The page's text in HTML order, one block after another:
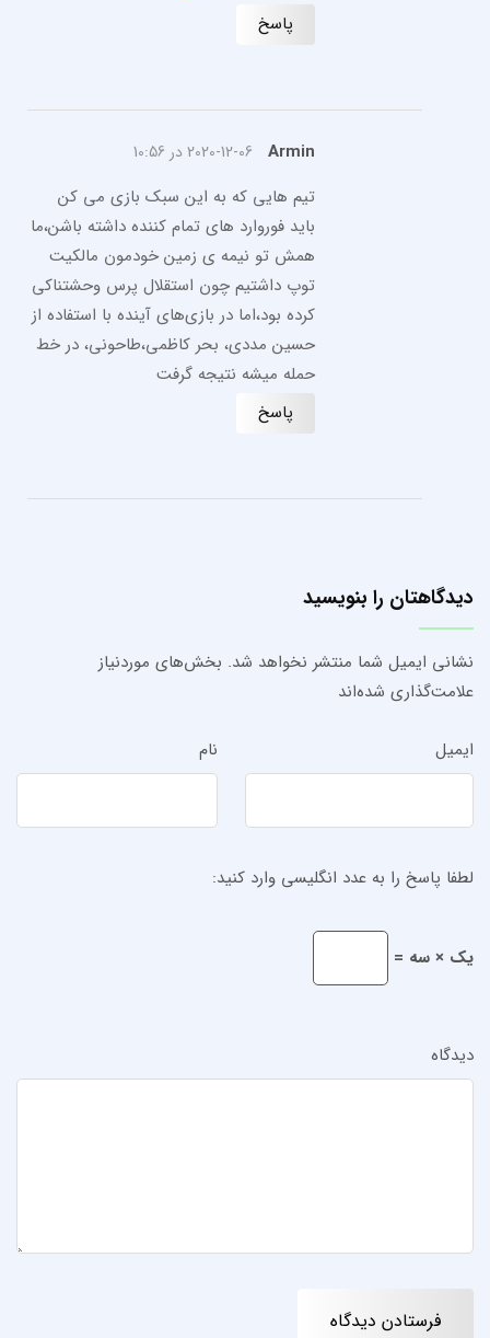
پاسخ
Armin 2020-12-06 در 10:56
تیم هایی که به این سبک بازی می کن
باید فوروارد های تمام کننده داشته باشن،ما
همش تو نیمه ی زمین خودمون مالکیت
توپ داشتیم چون استقلال پرس وحشتناکی
کرده بود،اما در بازی‌های آینده با استفاده از
حسین مددی، بحر کاظمی،طاحونی، در خط
حمله میشه نتیجه گرفت
پاسخ
دیدگاهتان را بنویسید
نشانی ایمیل شما منتشر نخواهد شد. بخش‌های موردنیاز
علامت‌گذاری شده‌اند
نام ایمیل
لطفا پاسخ را به عدد انگلیسی وارد کنید:
یک × سه =
دیدگاه